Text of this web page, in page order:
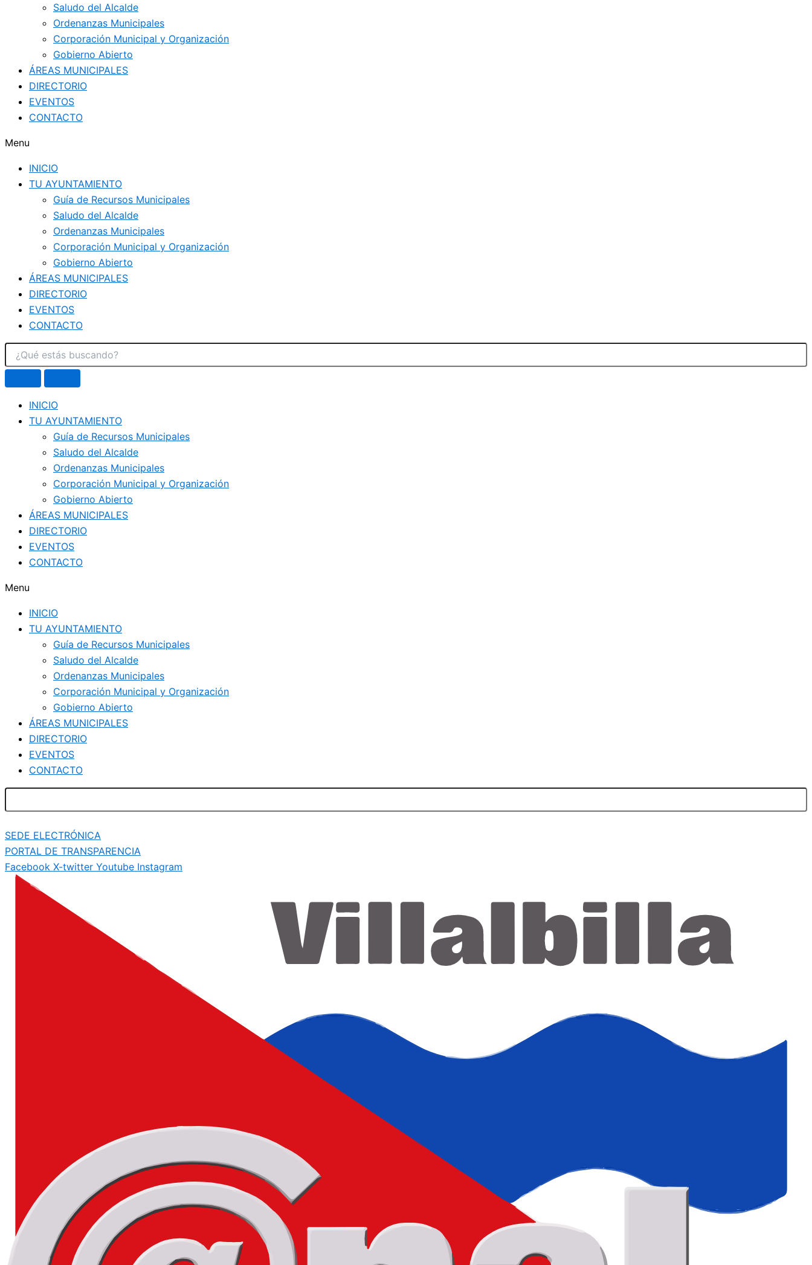
Saludo del Alcalde
Ordenanzas Municipales
Corporación Municipal y Organización
Gobierno Abierto
ÁREAS MUNICIPALES
DIRECTORIO
EVENTOS
CONTACTO
Menu
INICIO
TU AYUNTAMIENTO
Guía de Recursos Municipales
Saludo del Alcalde
Ordenanzas Municipales
Corporación Municipal y Organización
Gobierno Abierto
ÁREAS MUNICIPALES
DIRECTORIO
EVENTOS
CONTACTO
INICIO
TU AYUNTAMIENTO
Guía de Recursos Municipales
Saludo del Alcalde
Ordenanzas Municipales
Corporación Municipal y Organización
Gobierno Abierto
ÁREAS MUNICIPALES
DIRECTORIO
EVENTOS
CONTACTO
Menu
INICIO
TU AYUNTAMIENTO
Guía de Recursos Municipales
Saludo del Alcalde
Ordenanzas Municipales
Corporación Municipal y Organización
Gobierno Abierto
ÁREAS MUNICIPALES
DIRECTORIO
EVENTOS
CONTACTO
SEDE ELECTRÓNICA
PORTAL DE TRANSPARENCIA
Facebook X-twitter Youtube Instagram